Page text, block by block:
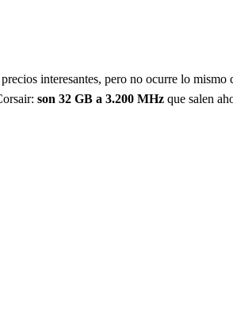
interesantes, pero no ocurre lo
son 32 GB a 3.200 MHz que salen